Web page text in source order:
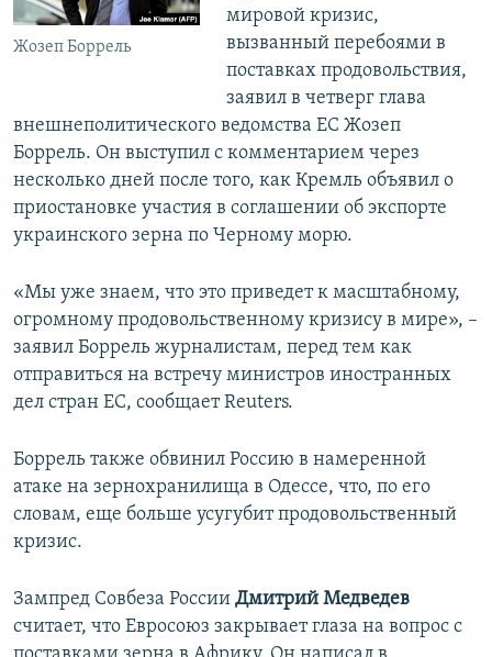
Жозеп Боррель
мировой кризис,
вызванный перебоями в
поставках продовольствия,
заявил в четверг глава
внешнеполитического ведомства ЕС Жозеп
Боррель. Он выступил с комментарием через
несколько дней после того, как Кремль объявил о
приостановке участия в соглашении об экспорте
украинского зерна по Черному морю.
«Мы уже знаем, что это приведет к масштабному,
огромному продовольственному кризису в мире», –
заявил Боррель журналистам, перед тем как
отправиться на встречу министров иностранных
дел стран ЕС, сообщает Reuters.
Боррель также обвинил Россию в намеренной
атаке на зернохранилища в Одессе, что, по его
словам, еще больше усугубит продовольственный
кризис.
Зампред Совбеза России Дмитрий Медведев
считает, что Евросоюз закрывает глаза на вопрос с